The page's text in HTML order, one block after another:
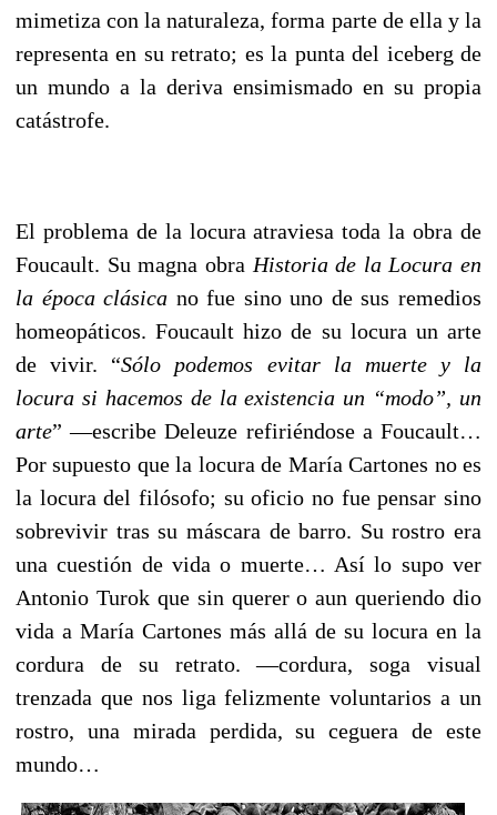
mimetiza con la naturaleza, forma parte de ella y la
representa en su retrato; es la punta del iceberg de
un mundo a la deriva ensimismado en su propia
catástrofe.
El problema de la locura atraviesa toda la obra de
Foucault. Su magna obra Historia de la Locura en
la época clásica no fue sino uno de sus remedios
homeopáticos. Foucault hizo de su locura un arte
de vivir. “Sólo podemos evitar la muerte y la
locura si hacemos de la existencia un “modo”, un
arte” ––escribe Deleuze refiriéndose a Foucault…
Por supuesto que la locura de María Cartones no es
la locura del filósofo; su oficio no fue pensar sino
sobrevivir tras su máscara de barro. Su rostro era
una cuestión de vida o muerte… Así lo supo ver
Antonio Turok que sin querer o aun queriendo dio
vida a María Cartones más allá de su locura en la
cordura de su retrato. ––cordura, soga visual
trenzada que nos liga felizmente voluntarios a un
rostro, una mirada perdida, su ceguera de este
mundo…